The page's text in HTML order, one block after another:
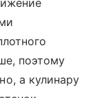
поэтому
а кулинару